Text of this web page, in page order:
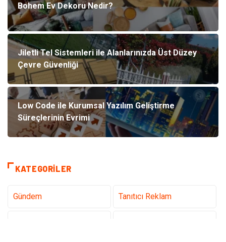
Bohem Ev Dekoru Nedir?
Jiletli Tel Sistemleri ile Alanlarınızda Üst Düzey
Çevre Güvenliği
Low Code ile Kurumsal Yazılım Geliştirme
Süreçlerinin Evrimi
KATEGORILER
Gündem Tanıtıcı Reklam